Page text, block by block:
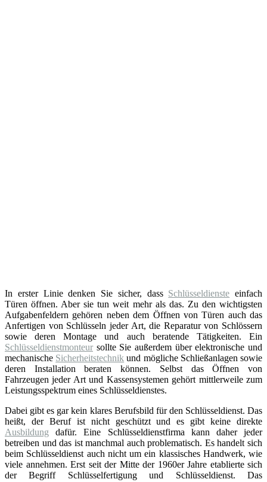
In erster Linie denken Sie sicher, dass Schlüsseldienste einfach
Türen öffnen. Aber sie tun weit mehr als das. Zu den wichtigsten
Aufgabenfeldern gehören neben dem Öffnen von Türen auch das
Anfertigen von Schlüsseln jeder Art, die Reparatur von Schlössern
sowie deren Montage und auch beratende Tätigkeiten. Ein
Schlüsseldienstmonteur sollte Sie außerdem über elektronische und
mechanische Sicherheitstechnik und mögliche Schließanlagen sowie
deren Installation beraten können. Selbst das Öffnen von
Fahrzeugen jeder Art und Kassensystemen gehört mittlerweile zum
Leistungsspektrum eines Schlüsseldienstes.
Dabei gibt es gar kein klares Berufsbild für den Schlüsseldienst. Das
heißt, der Beruf ist nicht geschützt und es gibt keine direkte
Ausbildung dafür. Eine Schlüsseldienstfirma kann daher jeder
betreiben und das ist manchmal auch problematisch. Es handelt sich
beim Schlüsseldienst auch nicht um ein klassisches Handwerk, wie
viele annehmen. Erst seit der Mitte der 1960er Jahre etablierte sich
der Begriff Schlüsselfertigung und Schlüsseldienst. Das